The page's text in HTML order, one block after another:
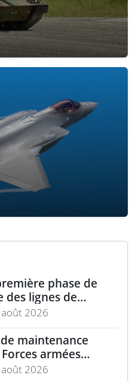
phase de
des lignes de
gros calibre
2026
maintenance
armées
2026